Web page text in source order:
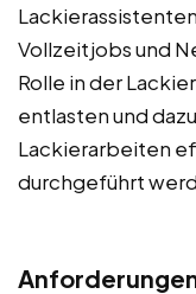
Vollzeitjobs und
Rolle in der
entlasten und
Lackierarbeiten
durchgeführt